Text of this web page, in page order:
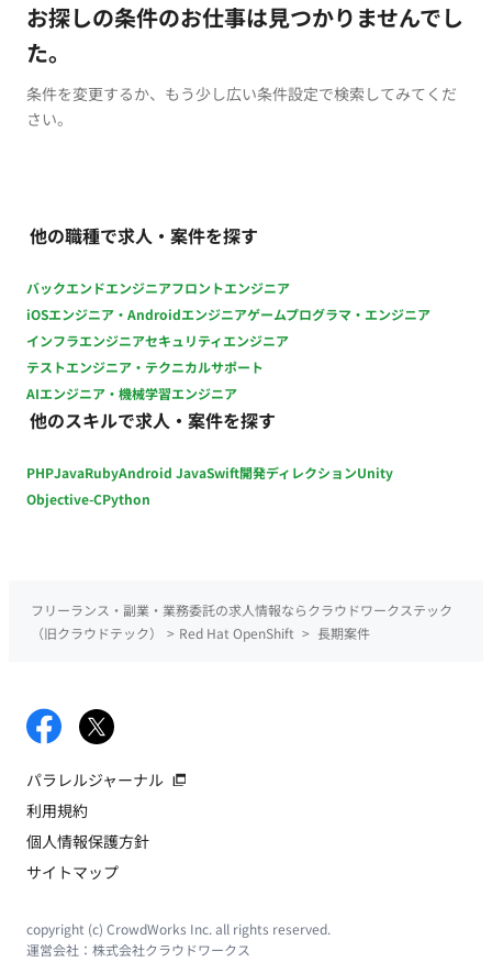
お探しの条件のお仕事は見つかりませんでし
た。
条件を変更するか、もう少し広い条件設定で検索してみてくだ
さい。
他の職種で求人・案件を探す
バックエンドエンジニアフロントエンジニア
iOSエンジニア・Androidエンジニアゲームプログラマ・エンジニア
インフラエンジニアセキュリティエンジニア
テストエンジニア・テクニカルサポート
AIエンジニア・機械学習エンジニア
他のスキルで求人・案件を探す
PHPJavaRubyAndroid JavaSwift開発ディレクションUnity
Objective-CPython
フリーランス・副業・業務委託の求人情報ならクラウドワークステック
（旧クラウドテック）
> Red Hat OpenShift > 長期案件
パラレルジャーナル
利用規約
個人情報保護方針
サイトマップ
copyright (c) CrowdWorks Inc. all rights reserved.
運営会社： 株式会社クラウドワークス